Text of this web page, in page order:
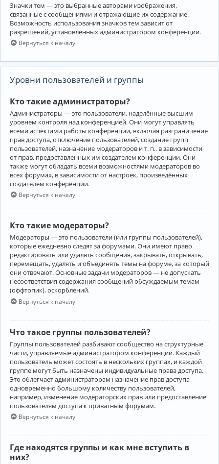
Значки тем — это выбранные авторами изображения,
связанные с сообщениями и отражающие их содержание.
Возможность использования значков тем зависит от
разрешений, установленных администратором конференции.
Вернуться к началу
Уровни пользователей и группы
Кто такие администраторы?
Администраторы — это пользователи, наделённые высшим
уровнем контроля над конференцией. Они могут управлять
всеми аспектами работы конференции, включая разграничение
прав доступа, отключение пользователей, создание групп
пользователей, назначение модераторов и т. п., в зависимости
от прав, предоставленных им создателем конференции. Они
также могут обладать всеми возможностями модераторов во
всех форумах, в зависимости от настроек, произведённых
создателем конференции.
Вернуться к началу
Кто такие модераторы?
Модераторы — это пользователи (или группы пользователей),
которые ежедневно следят за форумами. Они имеют право
редактировать или удалять сообщения, закрывать, открывать,
перемещать, удалять и объединять темы на форуме, за который
они отвечают. Основные задачи модераторов — не допускать
несоответствия содержания сообщений обсуждаемым темам
(оффтопик), оскорблений.
Вернуться к началу
Что такое группы пользователей?
Группы пользователей разбивают сообщество на структурные
части, управляемые администратором конференции. Каждый
пользователь может состоять в нескольких группах, и каждой
группе могут быть назначены индивидуальные права доступа.
Это облегчает администраторам назначение прав доступа
одновременно большому количеству пользователей,
например, изменение модераторских прав или предоставление
пользователям доступа к приватным форумам.
Вернуться к началу
Где находятся группы и как мне вступить в
них?